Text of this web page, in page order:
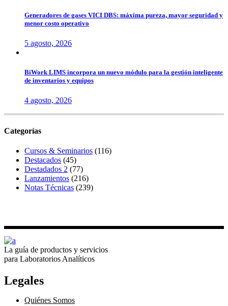
Generadores de gases VICI DBS: máxima pureza, mayor seguridad y
menor costo operativo
5 agosto, 2026
BiWork LIMS incorpora un nuevo módulo para la gestión inteligente
de inventarios y equipos
4 agosto, 2026
Categorías
Cursos & Seminarios (116)
Destacados (45)
Destadados 2 (77)
Lanzamientos (216)
Notas Técnicas (239)
La guía de productos y servicios
para Laboratorios Analíticos
Legales
Quiénes Somos